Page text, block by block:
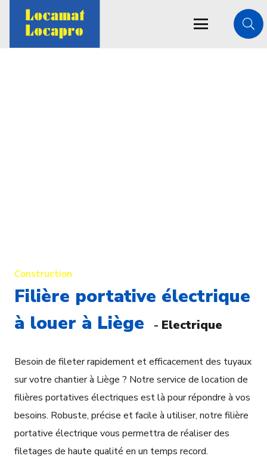
Construction
Filière portative électrique
à louer à Liège
- Electrique
Besoin de fileter rapidement et efficacement des tuyaux
sur votre chantier à Liège ? Notre service de location de
filières portatives électriques est là pour répondre à vos
besoins. Robuste, précise et facile à utiliser, notre filière
portative électrique vous permettra de réaliser des
filetages de haute qualité en un temps record.